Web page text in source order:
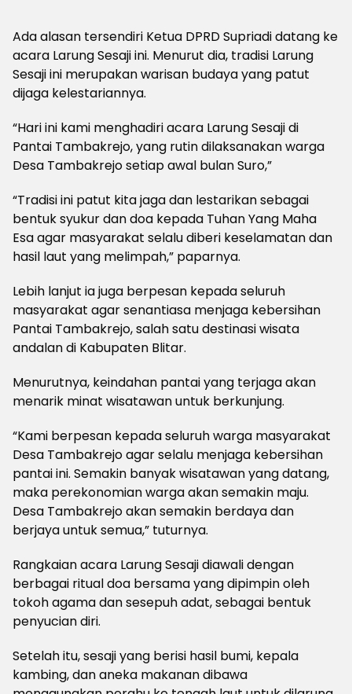
Ada alasan tersendiri Ketua DPRD Supriadi datang ke
acara Larung Sesaji ini. Menurut dia, tradisi Larung
Sesaji ini merupakan warisan budaya yang patut
dijaga kelestariannya.
“Hari ini kami menghadiri acara Larung Sesaji di
Pantai Tambakrejo, yang rutin dilaksanakan warga
Desa Tambakrejo setiap awal bulan Suro,”
“Tradisi ini patut kita jaga dan lestarikan sebagai
bentuk syukur dan doa kepada Tuhan Yang Maha
Esa agar masyarakat selalu diberi keselamatan dan
hasil laut yang melimpah,” paparnya.
Lebih lanjut ia juga berpesan kepada seluruh
masyarakat agar senantiasa menjaga kebersihan
Pantai Tambakrejo, salah satu destinasi wisata
andalan di Kabupaten Blitar.
Menurutnya, keindahan pantai yang terjaga akan
menarik minat wisatawan untuk berkunjung.
“Kami berpesan kepada seluruh warga masyarakat
Desa Tambakrejo agar selalu menjaga kebersihan
pantai ini. Semakin banyak wisatawan yang datang,
maka perekonomian warga akan semakin maju.
Desa Tambakrejo akan semakin berdaya dan
berjaya untuk semua,” tuturnya.
Rangkaian acara Larung Sesaji diawali dengan
berbagai ritual doa bersama yang dipimpin oleh
tokoh agama dan sesepuh adat, sebagai bentuk
penyucian diri.
Setelah itu, sesaji yang berisi hasil bumi, kepala
kambing, dan aneka makanan dibawa